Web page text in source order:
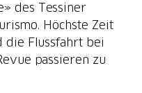
des Tessiner
Höchste Zeit
die Flussfahrt bei
passieren zu